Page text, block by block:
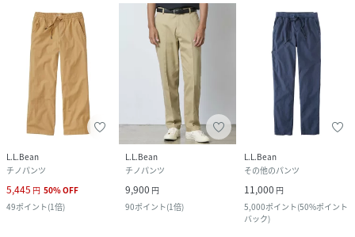
L.L.Bean
チノパンツ
5,445 円 50%OFF
49ポイント(1倍)
L.L.Bean
チノパンツ
9,900 円
90ポイント(1倍)
L.L.Bean
その他のパンツ
11,000 円
5,000ポイント(50%ポイント
バック)